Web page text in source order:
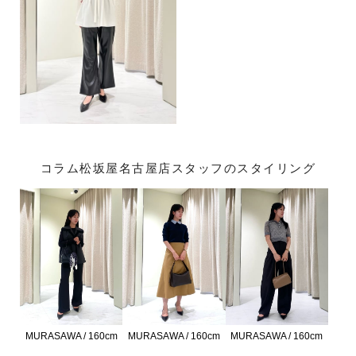
コラム松坂屋名古屋店スタッフのスタイリング
MURASAWA / 160cm MURASAWA / 160cm MURASAWA / 160cm